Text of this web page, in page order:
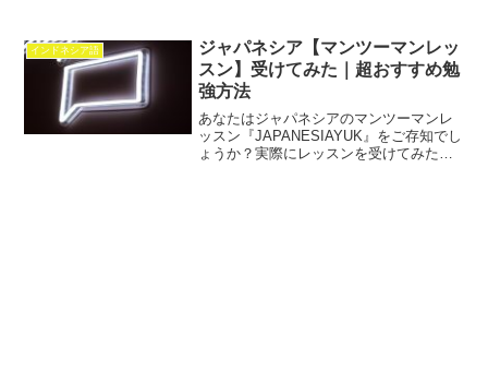
インドネシア語
ジャパネシア【マンツーマンレッ
スン】受けてみた｜超おすすめ勉
強方法
あなたはジャパネシアのマンツーマンレ
ッスン『JAPANESIAYUK』をご存知でし
ょうか？実際にレッスンを受けてみたの